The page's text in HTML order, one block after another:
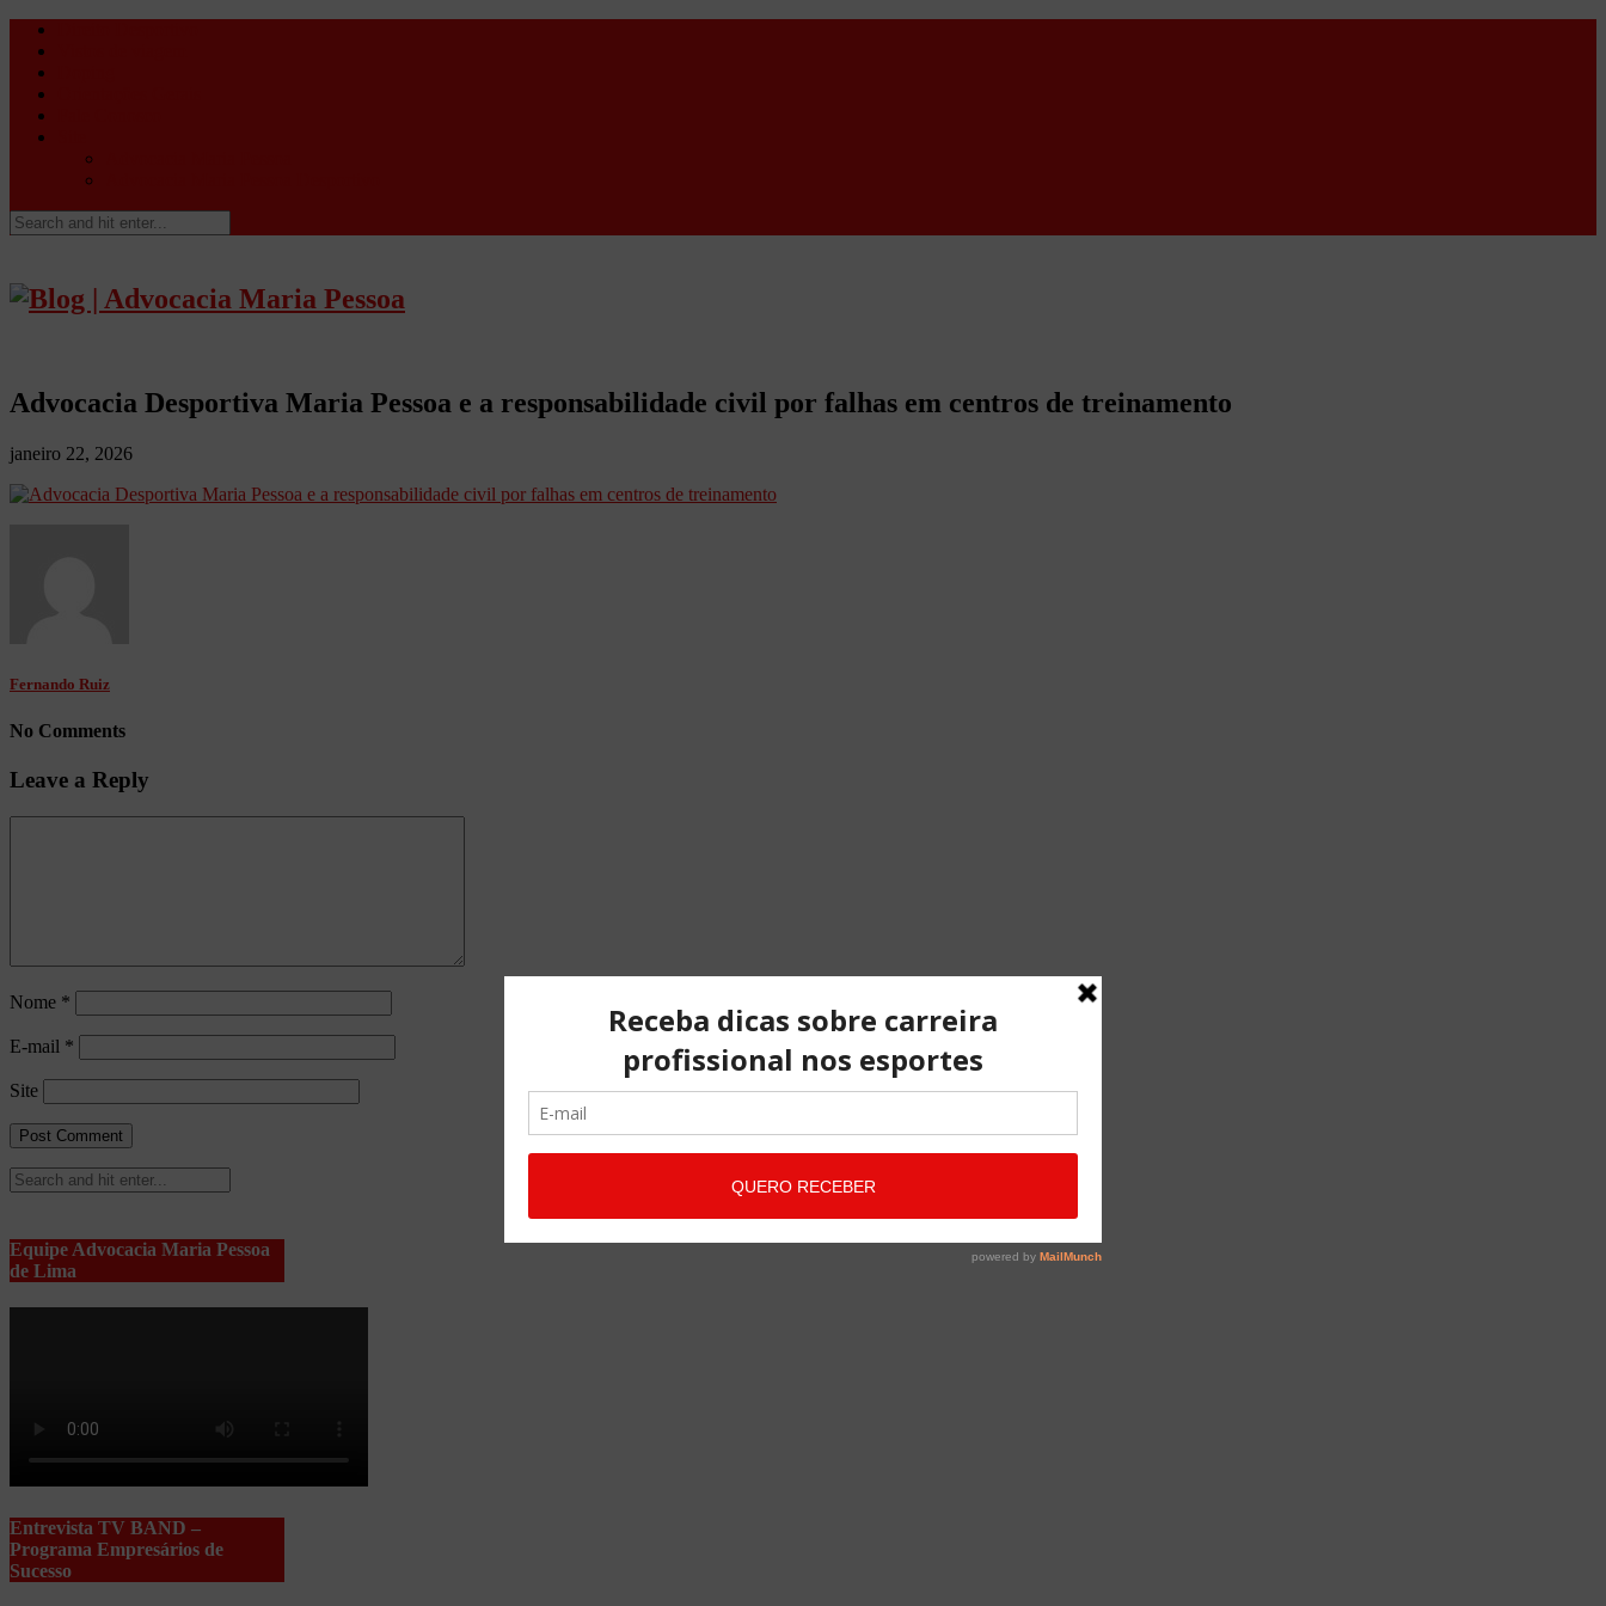
Advocacia Desportiva Maria Pessoa e a responsabilidade civil por falhas em centros de treinamento
janeiro 22, 2026
Fernando Ruiz
No Comments
Leave a Reply
Nome *
E-mail *
Site
Equipe Advocacia Maria Pessoa
de Lima
Entrevista TV BAND –
Programa Empresários de
Sucesso